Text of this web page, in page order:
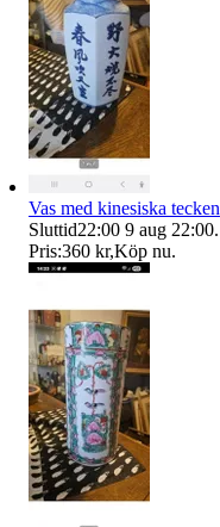
Vas med kinesiska tecken
Sluttid22:00 9 aug 22:00.
Pris:360 kr,Köp nu.